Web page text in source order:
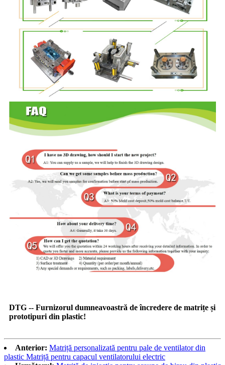
DTG -- Furnizorul dumneavoastră de încredere de matrițe și
prototipuri din plastic!
Anterior: Matriță personalizată pentru pale de ventilator din
plastic Matriță pentru capacul ventilatorului electric